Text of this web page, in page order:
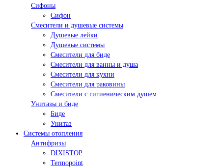
Сифоны
Сифон
Смесители и душевые системы
Душевые лейки
Душевые системы
Смесители для биде
Смесители для ванны и душа
Смесители для кухни
Смесители для раковины
Смесители с гигиеническим душем
Унитазы и биде
Биде
Унитаз
Системы отопления
Антифризы
DIXISTOP
Termopoint